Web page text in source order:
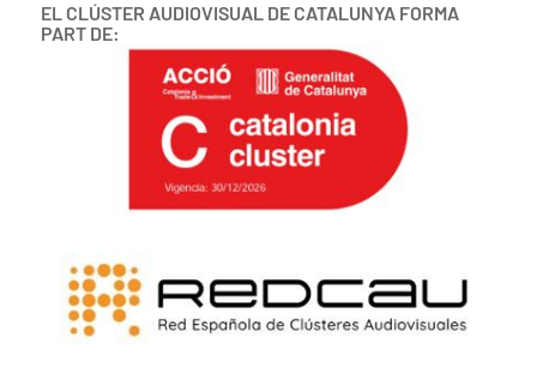
EL CLÚSTER AUDIOVISUAL DE CATALUNYA FORMA
PART DE: